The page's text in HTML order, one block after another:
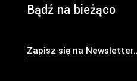
Bądź na bieżąco